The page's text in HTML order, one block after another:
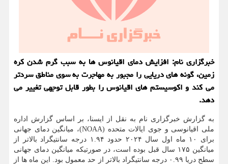
خبرگزاری نام: افزایش دمای اقیانوس ها به سبب گرم شدن کره
زمین، گونه های دریایی را مجبور به مهاجرت به سوی مناطق سردتر
می کند و اکوسیستم های اقیانوس را بطور قابل توجهی تغییر می
دهد.
به گزارش خبرگزاری نام به نقل از ایسنا، بر اساس گزارش اداره
ملی اقیانوسی و جوی ایالات متحده (NOAA)، میانگین دمای جهانی
برای ۱۰ ماه اول سال ۲۰۲۴ حدود ۱.۹۴ درجه سانتیگراد بالاتر از
میانگین ۱۷۵ سال قبل بوده است، در صورتیکه میانگین دمای جهانی
سطح دریا ۰.۹۹ درجه سانتیگراد بالاتر از حد معمول بود. این ماه ها از